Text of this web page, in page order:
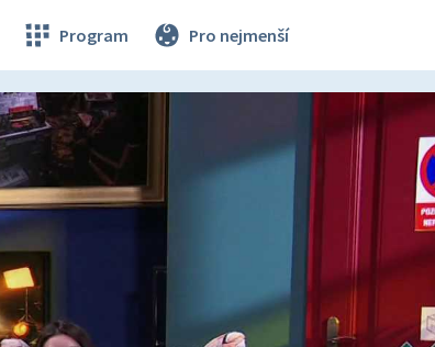
Program Pro nejmenší